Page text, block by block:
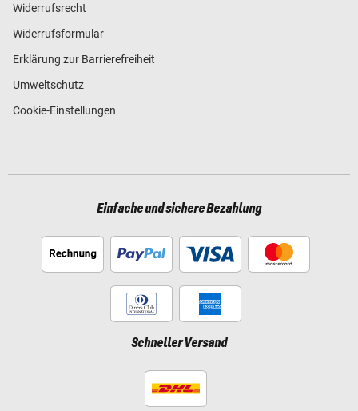
Widerrufsrecht
Widerrufsformular
Erklärung zur Barrierefreiheit
Umweltschutz
Cookie-Einstellungen
Einfache und sichere Bezahlung
Schneller Versand